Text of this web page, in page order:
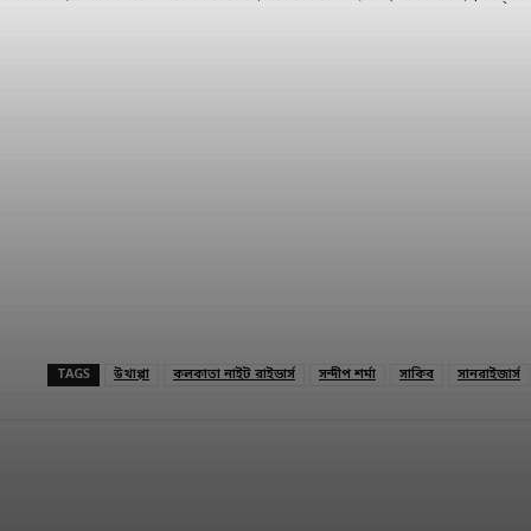
TAGS উথাপ্পা কলকাতা নাইট রাইডার্স সন্দীপ শর্মা সাকিব সানরাইজার্স